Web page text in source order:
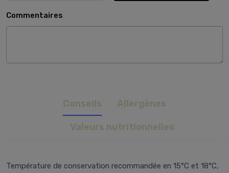
Commentaires
Conseils Allergènes
Valeurs nutritionnelles
Température de conservation recommandée en 15°C et 18°C,